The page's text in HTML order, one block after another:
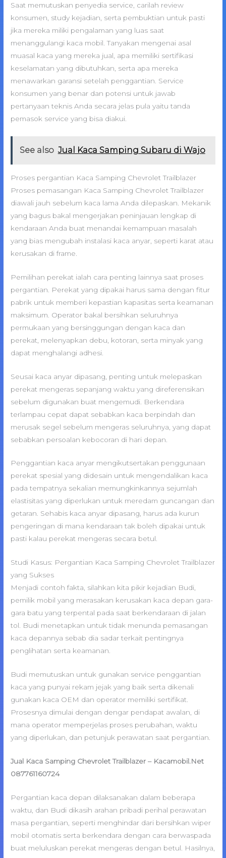
Saat memutuskan penyedia service, carilah review
konsumen, study kejadian, serta pembuktian untuk pasti
jika mereka miliki pengalaman yang luas saat
menanggulangi kaca mobil. Tanyakan mengenai asal
muasal kaca yang mereka jual, apa memiliki sertifikasi
keselamatan yang dibutuhkan, serta apa mereka
menawarkan garansi setelah penggantian. Service
konsumen yang benar dan potensi untuk jawab
pertanyaan teknis Anda secara jelas pula yaitu tanda
pemasok service yang bisa diakui.
See also Jual Kaca Samping Subaru di Wajo
Proses pergantian Kaca Samping Chevrolet Trailblazer
Proses pemasangan Kaca Samping Chevrolet Trailblazer
diawali jauh sebelum kaca lama Anda dilepaskan. Mekanik
yang bagus bakal mengerjakan peninjauan lengkap di
kendaraan Anda buat menandai kemampuan masalah
yang bias mengubah instalasi kaca anyar, seperti karat atau
kerusakan di frame.
Pemilihan perekat ialah cara penting lainnya saat proses
pergantian. Perekat yang dipakai harus sama dengan fitur
pabrik untuk memberi kepastian kapasitas serta keamanan
maksimum. Operator bakal bersihkan seluruhnya
permukaan yang bersinggungan dengan kaca dan
perekat, melenyapkan debu, kotoran, serta minyak yang
dapat menghalangi adhesi.
Seusai kaca anyar dipasang, penting untuk melepaskan
perekat mengeras sepanjang waktu yang direferensikan
sebelum digunakan buat mengemudi. Berkendara
terlampau cepat dapat sebabkan kaca berpindah dan
merusak segel sebelum mengeras seluruhnya, yang dapat
sebabkan persoalan kebocoran di hari depan.
Penggantian kaca anyar mengikutsertakan penggunaan
perekat spesial yang didesain untuk mengendalikan kaca
pada tempatnya sekalian memungkinkannya sejumlah
elastisitas yang diperlukan untuk meredam guncangan dan
getaran. Sehabis kaca anyar dipasang, harus ada kurun
pengeringan di mana kendaraan tak boleh dipakai untuk
pasti kalau perekat mengeras secara betul.
Studi Kasus: Pergantian Kaca Samping Chevrolet Trailblazer
yang Sukses
Menjadi contoh fakta, silahkan kita pikir kejadian Budi,
pemilik mobil yang merasakan kerusakan kaca depan gara-
gara batu yang terpental pada saat berkendaraan di jalan
tol. Budi menetapkan untuk tidak menunda pemasangan
kaca depannya sebab dia sadar terkait pentingnya
penglihatan serta keamanan.
Budi memutuskan untuk gunakan service penggantian
kaca yang punyai rekam jejak yang baik serta dikenali
gunakan kaca OEM dan operator memiliki sertifikat.
Prosesnya dimulai dengan dengar pendapat awalan, di
mana operator memperjelas proses perubahan, waktu
yang diperlukan, dan petunjuk perawatan saat pergantian.
Jual Kaca Samping Chevrolet Trailblazer – Kacamobil.Net
087761160724
Pergantian kaca depan dilaksanakan dalam beberapa
waktu, dan Budi dikasih arahan pribadi perihal perawatan
masa pergantian, seperti menghindar dari bersihkan wiper
mobil otomatis serta berkendara dengan cara berwaspada
buat meluluskan perekat mengeras dengan betul. Hasilnya,